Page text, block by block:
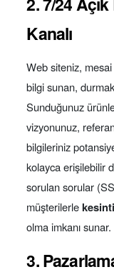
Kanalı
Web siteniz, mesai
bilgi sunan,
Sunduğunuz
vizyonunuz,
bilgileriniz
kolayca erişilebilir
sorulan sorular
müşterilerle
olma imkanı sunar.
3.